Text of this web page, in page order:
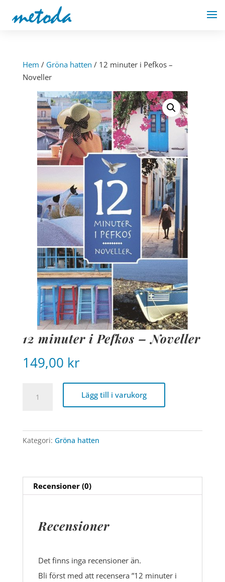
Hem / Gröna hatten / 12 minuter i Pefkos –
Noveller
12 minuter i Pefkos – Noveller
149,00 kr
minuter
-
Lägg till i varukorg
Kategori: Gröna hatten
Recensioner (0)
Recensioner
Det finns inga recensioner än.
Bli först med att recensera ”12 minuter i